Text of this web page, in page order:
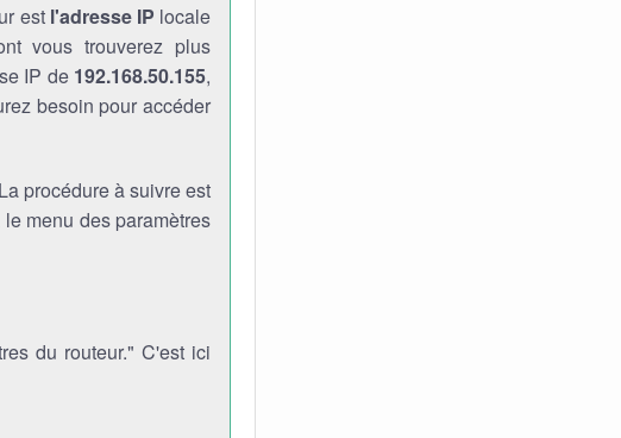
est l'adresse IP locale
vous trouverez plus
IP de 192.168.50.155,
besoin pour accéder
procédure à suivre est
menu des paramètres
du routeur." C'est ici